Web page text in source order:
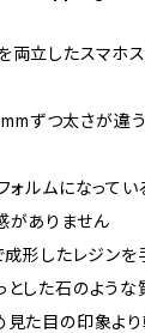
立したスマホス
ずつ太さが違
ォルムになって
がありません
成形したレジン
とした石のような
見た目の印象より